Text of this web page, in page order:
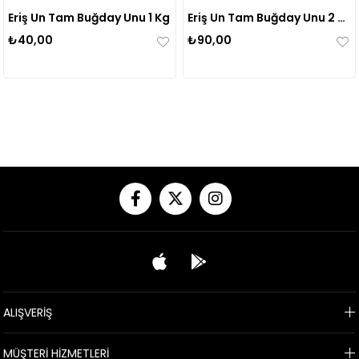
Eriş Un Tam Buğday Unu 1 Kg
₺40,00
Eriş Un Tam Buğday Unu 2 Kg
₺90,00
ALIŞVERİŞ
MÜŞTERİ HİZMETLERİ